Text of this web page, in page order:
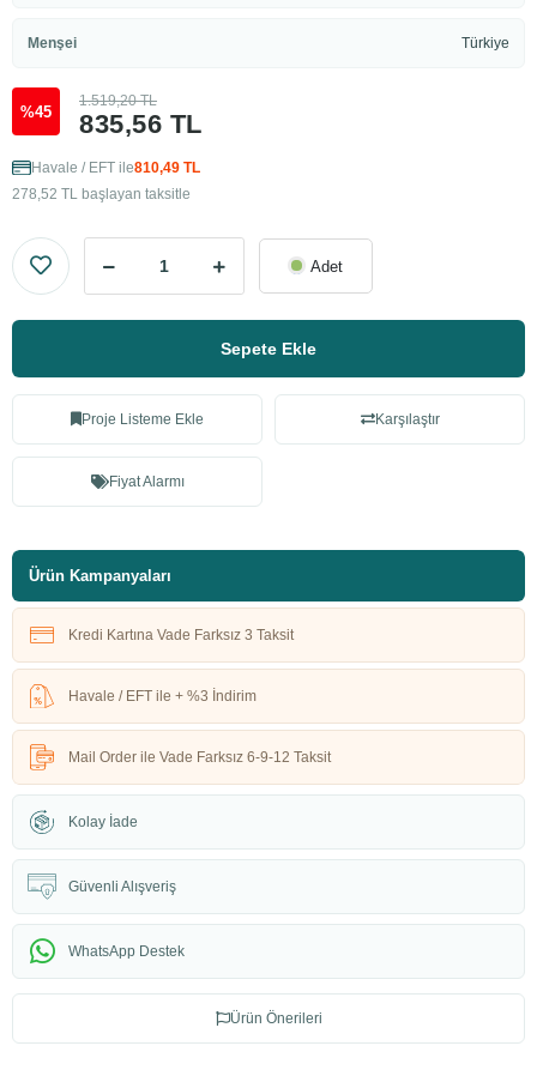
Menşei Türkiye
%45 835,56 TL
1.519,20 TL
Havale / EFT ile810,49 TL
278,52 TL başlayan taksitle
Adet
Sepete Ekle
Proje Listeme Ekle Karşılaştır
Fiyat Alarmı
Ürün Kampanyaları
Kredi Kartına Vade Farksız 3 Taksit
Havale / EFT ile + %3 İndirim
Mail Order ile Vade Farksız 6-9-12 Taksit
Kolay İade
Güvenli Alışveriş
WhatsApp Destek
Ürün Önerileri